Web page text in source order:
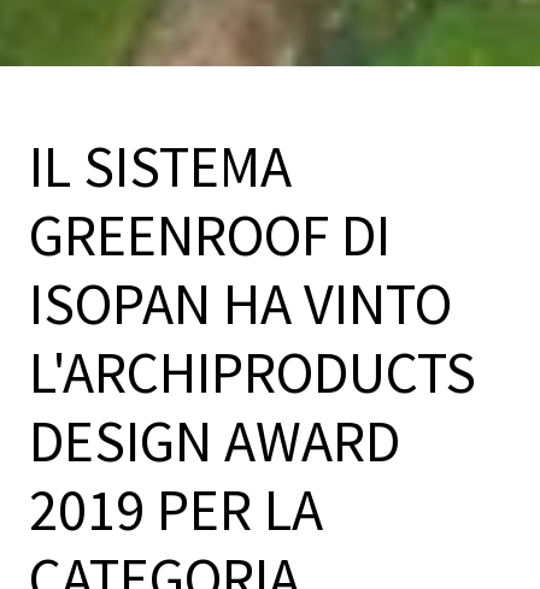
IL SISTEMA
GREENROOF DI
ISOPAN HA VINTO
L'ARCHIPRODUCTS
DESIGN AWARD
2019 PER LA